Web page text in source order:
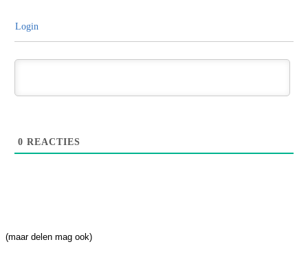
Login
0 REACTIES
(maar delen mag ook)